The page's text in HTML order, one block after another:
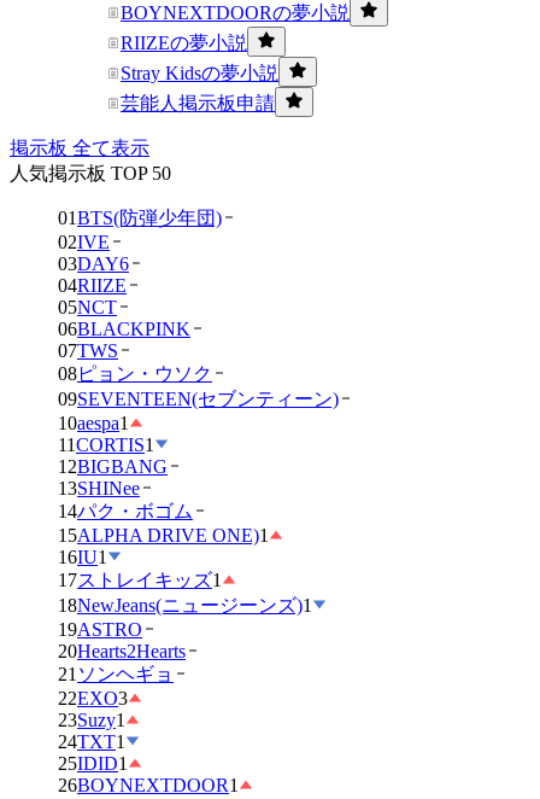
BOYNEXTDOORの夢小説
RIIZEの夢小説
Stray Kidsの夢小説
芸能人掲示板申請
掲示板 全て表示
人気掲示板 TOP 50
01BTS(防弾少年団)
02IVE
03DAY6
04RIIZE
05NCT
06BLACKPINK
07TWS
08ピョン・ウソク
09SEVENTEEN(セブンティーン)
10aespa1
11CORTIS1
12BIGBANG
13SHINee
14パク・ボゴム
15ALPHA DRIVE ONE)1
16IU1
17ストレイキッズ1
18NewJeans(ニュージーンズ)1
19ASTRO
20Hearts2Hearts
21 ソンヘギョ
22EXO3
23Suzy1
24TXT1
25IDID1
26BOYNEXTDOOR1